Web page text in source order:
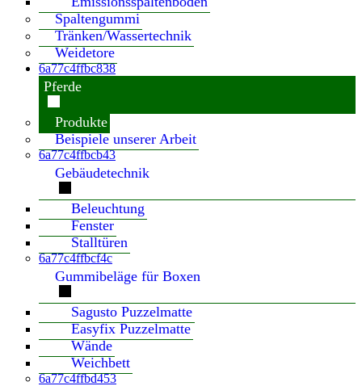
Spaltengummi
Tränken/Wassertechnik
Weidetore
6a77c4ffbc838
Pferde
Produkte
Beispiele unserer Arbeit
6a77c4ffbcb43
Gebäudetechnik
Beleuchtung
Fenster
Stalltüren
6a77c4ffbcf4c
Gummibeläge für Boxen
Sagusto Puzzelmatte
Easyfix Puzzelmatte
Wände
Weichbett
6a77c4ffbd453